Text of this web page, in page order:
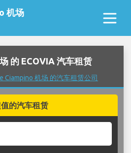
机场
的 ECOVIA 汽车租赁
Ciampino 机场 的汽车租赁公司
的汽车租赁